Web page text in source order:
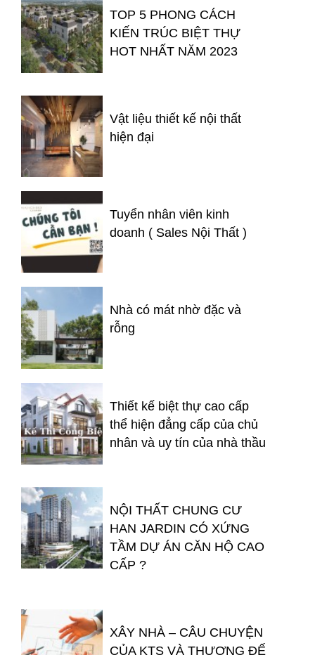
TOP 5 PHONG CÁCH
KIẾN TRÚC BIỆT THỰ
HOT NHẤT NĂM 2023
Vật liệu thiết kế nội thất
hiện đại
Tuyển nhân viên kinh
doanh ( Sales Nội Thất )
Nhà có mát nhờ đặc và
rỗng
Thiết kế biệt thự cao cấp
thể hiện đẳng cấp của chủ
nhân và uy tín của nhà thầu
NỘI THẤT CHUNG CƯ
HAN JARDIN CÓ XỨNG
TẦM DỰ ÁN CĂN HỘ CAO
CẤP ?
XÂY NHÀ – CÂU CHUYỆN
CỦA KTS VÀ THƯỢNG ĐẾ